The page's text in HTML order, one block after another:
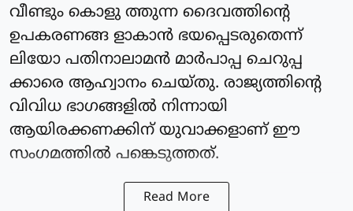
വീണ്ടും കൊളു ത്തുന്ന ദൈവത്തിന്റെ
ഉപകരണങ്ങ ളാകാന്‍ ഭയപ്പെടരുതെന്ന്
ലിയോ പതിനാലാമന്‍ മാര്‍പാപ്പ ചെറുപ്പ
ക്കാരെ ആഹ്വാനം ചെയ്തു. രാജ്യത്തിന്റെ
വിവിധ ഭാഗങ്ങളില്‍ നിന്നായി
ആയിരക്കണക്കിന് യുവാക്കളാണ് ഈ
സംഗമത്തില്‍ പങ്കെടുത്തത്.
Read More